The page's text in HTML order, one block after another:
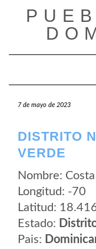
7 de mayo de 2023
DISTRITO
VERDE
Nombre:
Longitud: -70
Latitud:
Estado:
Pais: